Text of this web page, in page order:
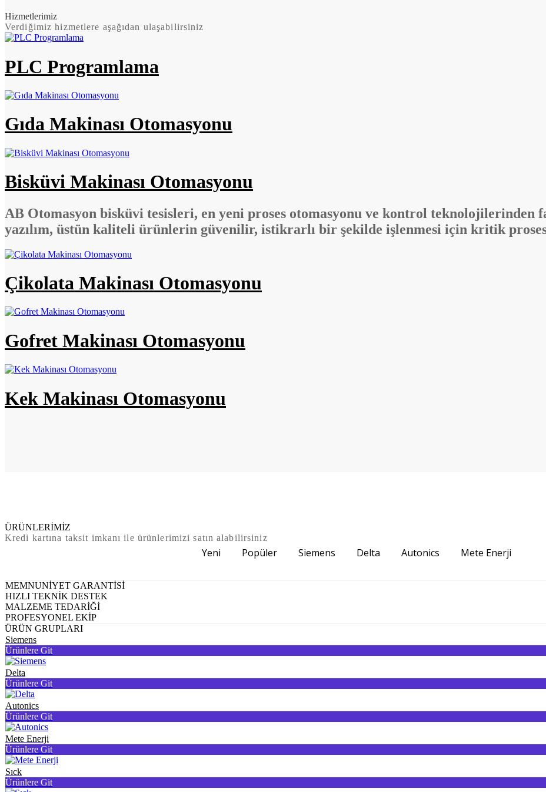
Hizmetlerimiz
Verdiğimiz hizmetlere aşağıdan ulaşabilirsiniz
PLC Programlama
Gıda Makinası Otomasyonu
Bisküvi Makinası Otomasyonu
AB Otomasyon bisküvi tesisleri, en yeni proses otomasyonu ve kontrol teknolojilerinden
yazılım, üstün kaliteli ürünlerin güvenilir, istikrarlı bir şekilde işlenmesi için kritik
Çikolata Makinası Otomasyonu
Gofret Makinası Otomasyonu
Kek Makinası Otomasyonu
ÜRÜNLERİMİZ
Kredi kartına taksit imkanı ile ürünlerimizi satın alabilirsiniz
Yeni Popüler Siemens Delta Autonics Mete Enerji
MEMNUNİYET GARANTİSİ
HIZLI TEKNİK DESTEK
MALZEME TEDARİĞİ
PROFESYONEL EKİP
ÜRÜN GRUPLARI
Siemens
Ürünlere Git
Delta
Ürünlere Git
Autonics
Ürünlere Git
Mete Enerji
Ürünlere Git
Sıck
Ürünlere Git